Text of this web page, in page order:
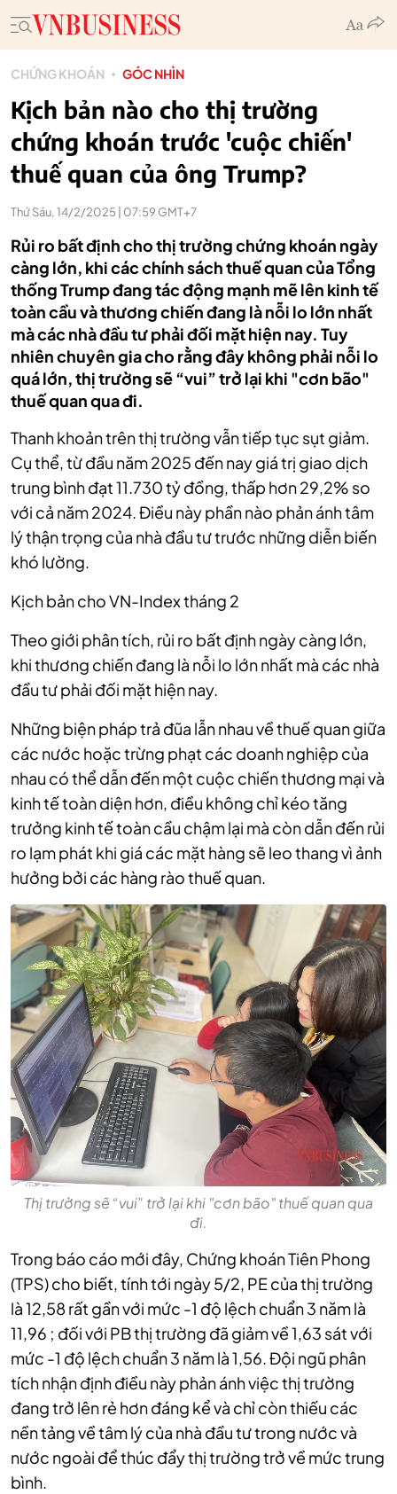
CHỨNG KHOÁN GÓC NHÌN
Kịch bản nào cho thị trường
chứng khoán trước 'cuộc chiến'
thuế quan của ông Trump?
Thứ Sáu, 14/2/2025 | 07:59 GMT+7
Rủi ro bất định cho thị trường chứng khoán ngày
càng lớn, khi các chính sách thuế quan của Tổng
thống Trump đang tác động mạnh mẽ lên kinh tế
toàn cầu và thương chiến đang là nỗi lo lớn nhất
mà các nhà đầu tư phải đối mặt hiện nay. Tuy
nhiên chuyên gia cho rằng đây không phải nỗi lo
quá lớn, thị trường sẽ “vui” trở lại khi "cơn bão"
thuế quan qua đi.
Thanh khoản trên thị trường vẫn tiếp tục sụt giảm.
Cụ thể, từ đầu năm 2025 đến nay giá trị giao dịch
trung bình đạt 11.730 tỷ đồng, thấp hơn 29,2% so
với cả năm 2024. Điều này phần nào phản ánh tâm
lý thận trọng của nhà đầu tư trước những diễn biến
khó lường.
Kịch bản cho VN-Index tháng 2
Theo giới phân tích, rủi ro bất định ngày càng lớn,
khi thương chiến đang là nỗi lo lớn nhất mà các nhà
đầu tư phải đối mặt hiện nay.
Những biện pháp trả đũa lẫn nhau về thuế quan giữa
các nước hoặc trừng phạt các doanh nghiệp của
nhau có thể dẫn đến một cuộc chiến thương mại và
kinh tế toàn diện hơn, điều không chỉ kéo tăng
trưởng kinh tế toàn cầu chậm lại mà còn dẫn đến rủi
ro lạm phát khi giá các mặt hàng sẽ leo thang vì ảnh
hưởng bởi các hàng rào thuế quan.
Thị trường sẽ “vui” trở lại khi "cơn bão" thuế quan qua
đi.
Trong báo cáo mới đây, Chứng khoán Tiên Phong
(TPS) cho biết, tính tới ngày 5/2, PE của thị trường
là 12,58 rất gần với mức -1 độ lệch chuẩn 3 năm là
11,96 ; đối với PB thị trường đã giảm về 1,63 sát với
mức -1 độ lệch chuẩn 3 năm là 1,56. Đội ngũ phân
tích nhận định điều này phản ánh việc thị trường
đang trở lên rẻ hơn đáng kể và chỉ còn thiếu các
nền tảng về tâm lý của nhà đầu tư trong nước và
nước ngoài để thúc đẩy thị trường trở về mức trung
bình.